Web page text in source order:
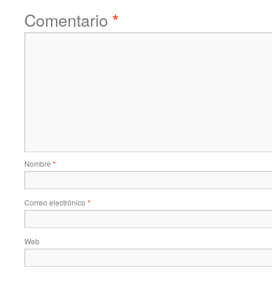
Comentario *
Nombre *
Correo electrónico *
Web